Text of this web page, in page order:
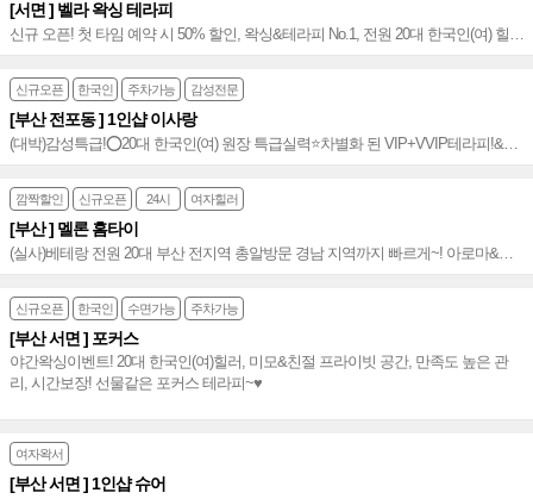
[서면 ] 벨라 왁싱 테라피
신규 오픈! 첫 타임 예약 시 50% 할인, 왁싱&테라피 No.1, 전원 20대 한국인(여) 힐러
&테라피스트, 친절과 정성이 가득한 서면 벨라 왁싱 테라피~❤
신규오픈 한국인 주차가능 감성전문
[부산 전포동 ] 1인샵 이사랑
(대박)감성특급!⭕20대 한국인(여) 원장 특급실력⭐️차별화 된 VIP+VVIP테라피!&왁
싱!⭐️⭕실력+용모+마인드=비교거부➰
깜짝할인 신규오픈 24시 여자힐러
[부산 ] 멜론 홈타이
(실사)베테랑 전원 20대 부산 전지역 총알방문 경남 지역까지 빠르게~! 아로마&타
이&왁싱까지 친절하고 만족도 높은 홈타이~⭐️
신규오픈 한국인 수면가능 주차가능
[부산 서면 ] 포커스
야간왁싱이벤트! 20대 한국인(여)힐러, 미모&친절 프라이빗 공간, 만족도 높은 관
리, 시간보장! 선물같은 포커스 테라피~♥
여자왁서
[부산 서면 ] 1인샵 슈어